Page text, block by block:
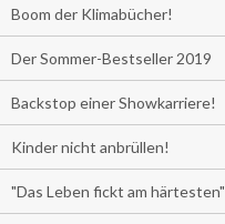
Boom der Klimabücher!
Der Sommer-Bestseller 2019
Backstop einer Showkarriere!
Kinder nicht anbrüllen!
"Das Leben fickt am härtesten"